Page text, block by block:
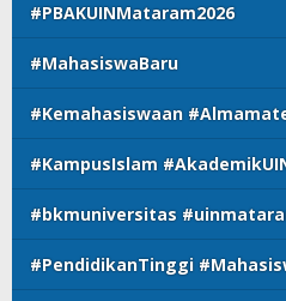
#PBAKUINMataram2026
#MahasiswaBaru
#Kemahasiswaan
#KampusIslam
#bkmuniversitas
#PendidikanTinggi